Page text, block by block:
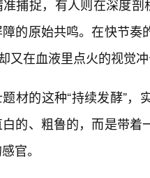
捕捉，有人则在深度
的原始共鸣。在快节
又在血液里点火的视觉
题材的这种“持续发酵”
的、粗鲁的，而是带
官。